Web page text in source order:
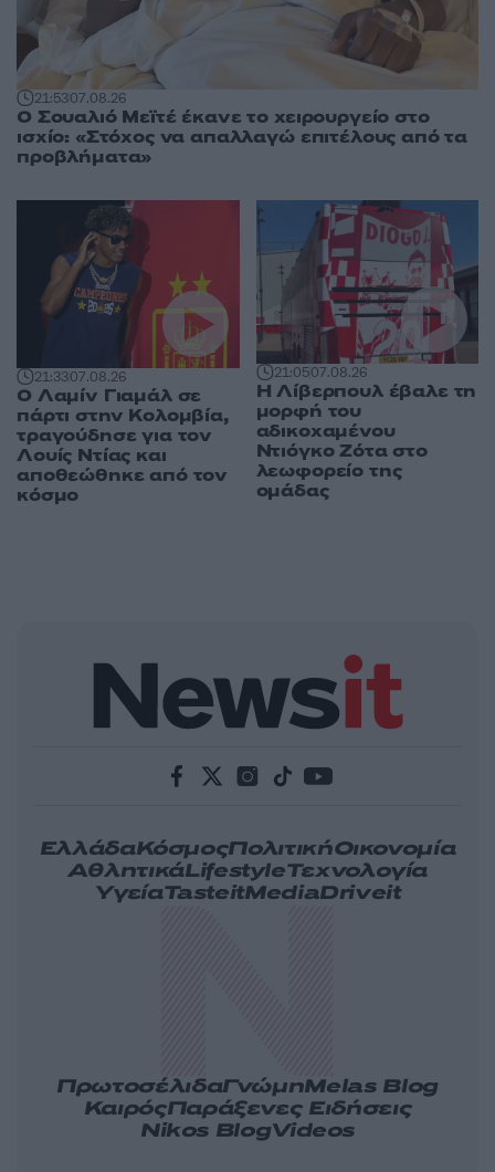
21:5307.08.26
Ο Σουαλιό Μεϊτέ έκανε το χειρουργείο στο
ισχίο: «Στόχος να απαλλαγώ επιτέλους από τα
προβλήματα»
21:3307.08.26
Ο Λαμίν Γιαμάλ σε
πάρτι στην Κολομβία,
τραγούδησε για τον
Λουίς Ντίας και
αποθεώθηκε από τον
κόσμο
21:0507.08.26
Η Λίβερπουλ έβαλε τη
μορφή του
αδικοχαμένου
Ντιόγκο Ζότα στο
λεωφορείο της
ομάδας
ΕλλάδαΚόσμοςΠολιτικήΟικονομία
ΑθλητικάLifestyleΤεχνολογία
ΥγείαTasteitMediaDriveit
ΠρωτοσέλιδαΓνώμηMelas Blog
ΚαιρόςΠαράξενες Ειδήσεις
Nikos BlogVideos